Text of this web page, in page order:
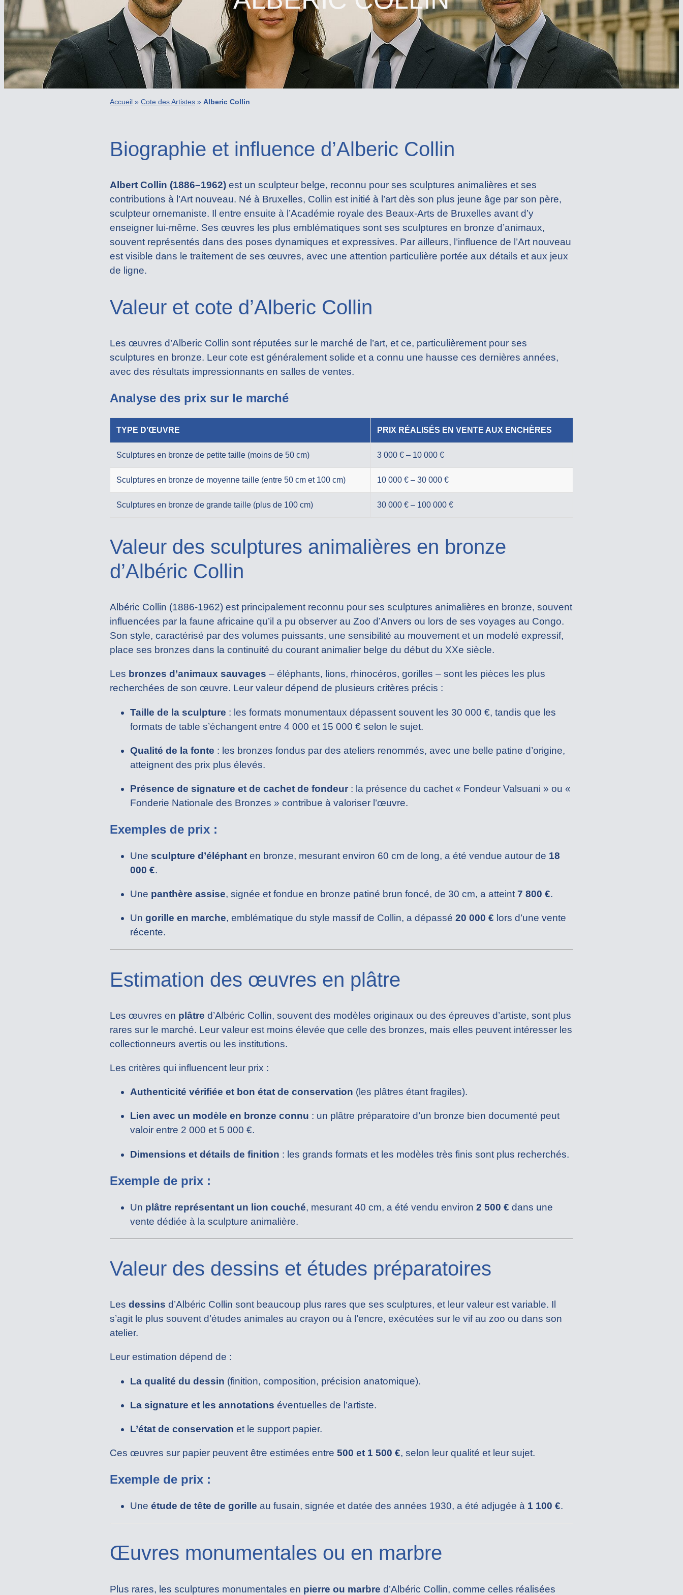
Accueil » Cote des Artistes » Alberic Collin
Biographie et influence d’Alberic Collin
Albert Collin (1886–1962) est un sculpteur belge, reconnu pour ses sculptures animalières et ses
contributions à l’Art nouveau. Né à Bruxelles, Collin est initié à l’art dès son plus jeune âge par son père,
sculpteur ornemaniste. Il entre ensuite à l’Académie royale des Beaux-Arts de Bruxelles avant d’y
enseigner lui-même. Ses œuvres les plus emblématiques sont ses sculptures en bronze d’animaux,
souvent représentés dans des poses dynamiques et expressives. Par ailleurs, l’influence de l’Art nouveau
est visible dans le traitement de ses œuvres, avec une attention particulière portée aux détails et aux jeux
de ligne.
Valeur et cote d’Alberic Collin
Les œuvres d’Alberic Collin sont réputées sur le marché de l’art, et ce, particulièrement pour ses
sculptures en bronze. Leur cote est généralement solide et a connu une hausse ces dernières années,
avec des résultats impressionnants en salles de ventes.
Analyse des prix sur le marché
TYPE D’ŒUVRE PRIX RÉALISÉS EN VENTE AUX ENCHÈRES
Sculptures en bronze de petite taille (moins de 50 cm) 3 000 € – 10 000 €
Sculptures en bronze de moyenne taille (entre 50 cm et 100 cm) 10 000 € – 30 000 €
Sculptures en bronze de grande taille (plus de 100 cm) 30 000 € – 100 000 €
Valeur des sculptures animalières en bronze
d’Albéric Collin
Albéric Collin (1886-1962) est principalement reconnu pour ses sculptures animalières en bronze, souvent
influencées par la faune africaine qu’il a pu observer au Zoo d’Anvers ou lors de ses voyages au Congo.
Son style, caractérisé par des volumes puissants, une sensibilité au mouvement et un modelé expressif,
place ses bronzes dans la continuité du courant animalier belge du début du XXe siècle.
Les bronzes d’animaux sauvages – éléphants, lions, rhinocéros, gorilles – sont les pièces les plus
recherchées de son œuvre. Leur valeur dépend de plusieurs critères précis :
Taille de la sculpture : les formats monumentaux dépassent souvent les 30 000 €, tandis que les
formats de table s’échangent entre 4 000 et 15 000 € selon le sujet.
Qualité de la fonte : les bronzes fondus par des ateliers renommés, avec une belle patine d’origine,
atteignent des prix plus élevés.
Présence de signature et de cachet de fondeur : la présence du cachet « Fondeur Valsuani » ou «
Fonderie Nationale des Bronzes » contribue à valoriser l’œuvre.
Exemples de prix :
Une sculpture d’éléphant en bronze, mesurant environ 60 cm de long, a été vendue autour de 18
000 €.
Une panthère assise, signée et fondue en bronze patiné brun foncé, de 30 cm, a atteint 7 800 €.
Un gorille en marche, emblématique du style massif de Collin, a dépassé 20 000 € lors d’une vente
récente.
Estimation des œuvres en plâtre
Les œuvres en plâtre d’Albéric Collin, souvent des modèles originaux ou des épreuves d’artiste, sont plus
rares sur le marché. Leur valeur est moins élevée que celle des bronzes, mais elles peuvent intéresser les
collectionneurs avertis ou les institutions.
Les critères qui influencent leur prix :
Authenticité vérifiée et bon état de conservation (les plâtres étant fragiles).
Lien avec un modèle en bronze connu : un plâtre préparatoire d’un bronze bien documenté peut
valoir entre 2 000 et 5 000 €.
Dimensions et détails de finition : les grands formats et les modèles très finis sont plus recherchés.
Exemple de prix :
Un plâtre représentant un lion couché, mesurant 40 cm, a été vendu environ 2 500 € dans une
vente dédiée à la sculpture animalière.
Valeur des dessins et études préparatoires
Les dessins d’Albéric Collin sont beaucoup plus rares que ses sculptures, et leur valeur est variable. Il
s’agit le plus souvent d’études animales au crayon ou à l’encre, exécutées sur le vif au zoo ou dans son
atelier.
Leur estimation dépend de :
La qualité du dessin (finition, composition, précision anatomique).
La signature et les annotations éventuelles de l’artiste.
L’état de conservation et le support papier.
Ces œuvres sur papier peuvent être estimées entre 500 et 1 500 €, selon leur qualité et leur sujet.
Exemple de prix :
Une étude de tête de gorille au fusain, signée et datée des années 1930, a été adjugée à 1 100 €.
Œuvres monumentales ou en marbre
Plus rares, les sculptures monumentales en pierre ou marbre d’Albéric Collin, comme celles réalisées